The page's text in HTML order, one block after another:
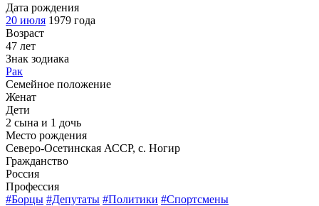
Дата рождения
20 июля 1979 года
Возраст
47 лет
Знак зодиака
Рак
Семейное положение
Женат
Дети
2 сына и 1 дочь
Место рождения
Северо-Осетинская АССР, с. Ногир
Гражданство
Россия
Профессия
#Борцы #Депутаты #Политики #Спортсмены